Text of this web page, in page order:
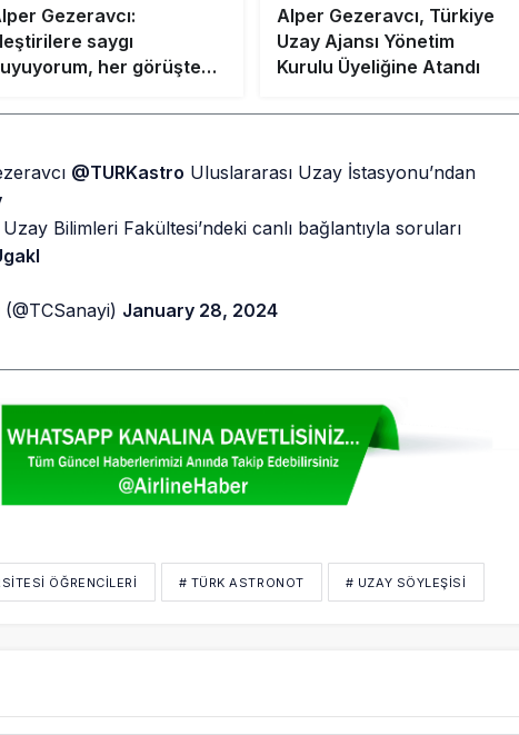
Gezeravcı:
saygı
her görüşten
Alper Gezeravcı, Türkiye
Uzay Ajansı Yönetim
Kurulu Üyeliğine Atandı
@TURKastro Uluslararası Uzay İstasyonu’ndan
Bilimleri Fakültesi’ndeki canlı bağlantıyla soruları
January 28, 2024
ÖĞRENCILERI # TÜRK ASTRONOT # UZAY SÖYLEŞISI